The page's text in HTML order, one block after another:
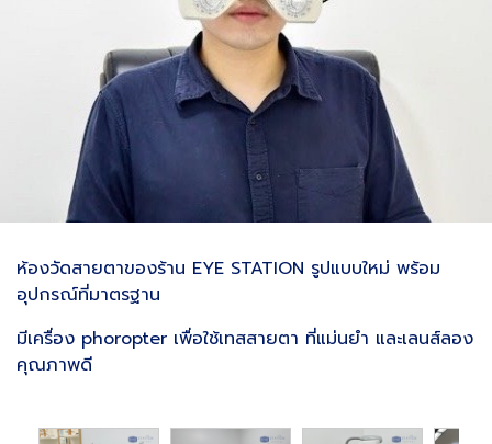
ห้องวัดสายตาของร้าน EYE STATION รูปแบบใหม่ พร้อม
อุปกรณ์ที่มาตรฐาน
มีเครื่อง phoropter เพื่อใช้เทสสายตา ที่แม่นยำ และเลนส์ลอง
คุณภาพดี